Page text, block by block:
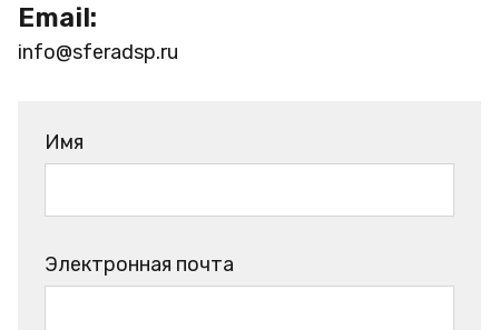
Email:
info@sferadsp.ru
Имя
Электронная почта